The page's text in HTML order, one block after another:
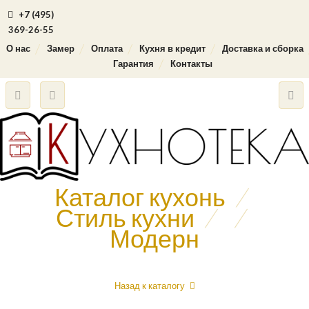
+7 (495)
369-26-55
О нас
Замер Оплата Кухня в кредит
Доставка и сборка
Гарантия
Контакты
Каталог кухонь /
Стиль кухни / /
Модерн
Назад к каталогу